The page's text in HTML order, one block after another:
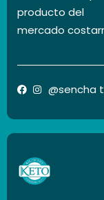
producto del
mercado
@sencha